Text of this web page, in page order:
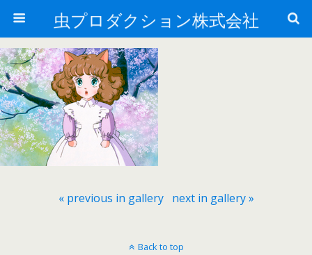
虫プロダクション株式会社
« previous in gallery next in gallery »
Back to top